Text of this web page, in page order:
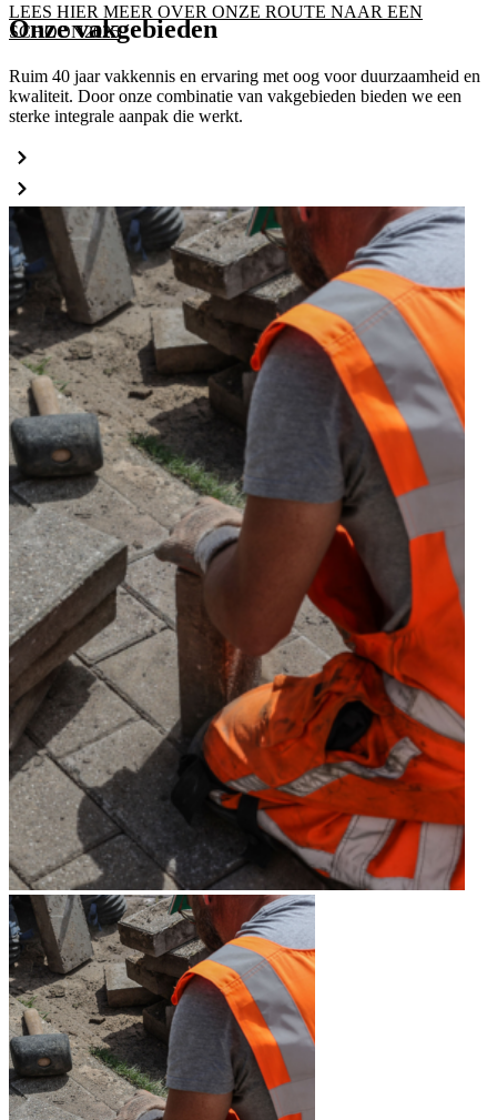
LEES HIER MEER OVER ONZE ROUTE NAAR EEN
SCHOON2025
Onze vakgebieden
Ruim 40 jaar vakkennis en ervaring met oog voor duurzaamheid en
kwaliteit. Door onze combinatie van vakgebieden bieden we een
sterke integrale aanpak die werkt.